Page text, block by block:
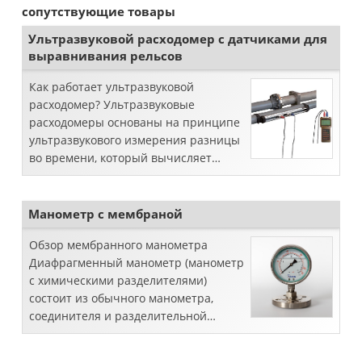
сопутствующие товары
Ультразвуковой расходомер с датчиками для
выравнивания рельсов
Как работает ультразвуковой
расходомер? Ультразвуковые
расходомеры основаны на принципе
ультразвукового измерения разницы
во времени, который вычисляет
расход путем измерения времени
Манометр с мембраной
Обзор мембранного манометра
Диафрагменный манометр (манометр
с химическими разделителями)
состоит из обычного манометра,
соединителя и разделительной
диафрагмы. Эта комбинация